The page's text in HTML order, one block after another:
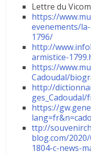
Lettre du
https://
evenements/
1796/
http://
armistice-
https://
Cadoudal/
http://
https://
ttp://
blog.com/
1804-c-news-